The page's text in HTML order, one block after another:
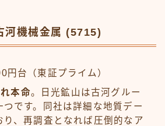
河機械金属 (5715)
円台（東証プライム）
本命。日光鉱山は古河グルー
つです。同社は詳細な地質デー
り、再調査となれば圧倒的なア